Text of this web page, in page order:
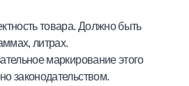
товара. Должно быть
литрах.
маркирование этого
законодательством.